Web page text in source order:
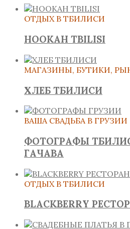
ОТДЫХ В ТБИЛИСИ
HOOKAH TBILISI
МАГАЗИНЫ, БУТИКИ,
ХЛЕБ ТБИЛИСИ
ВАША СВАДЬБА В ГРУЗИИ
ФОТОГРАФЫ
ГАЧАВА
ОТДЫХ В ТБИЛИСИ
BLACKBERRY